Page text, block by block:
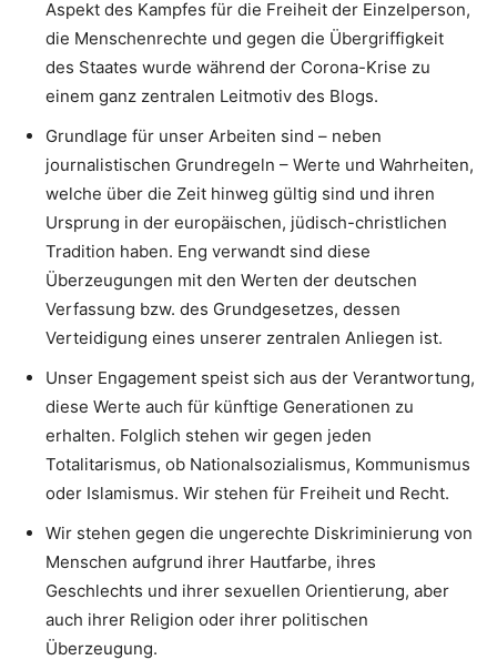
Aspekt des Kampfes für die Freiheit der Einzelperson,
die Menschenrechte und gegen die Übergriffigkeit
des Staates wurde während der Corona-Krise zu
einem ganz zentralen Leitmotiv des Blogs.
Grundlage für unser Arbeiten sind – neben
journalistischen Grundregeln – Werte und Wahrheiten,
welche über die Zeit hinweg gültig sind und ihren
Ursprung in der europäischen, jüdisch-christlichen
Tradition haben. Eng verwandt sind diese
Überzeugungen mit den Werten der deutschen
Verfassung bzw. des Grundgesetzes, dessen
Verteidigung eines unserer zentralen Anliegen ist.
Unser Engagement speist sich aus der Verantwortung,
diese Werte auch für künftige Generationen zu
erhalten. Folglich stehen wir gegen jeden
Totalitarismus, ob Nationalsozialismus, Kommunismus
oder Islamismus. Wir stehen für Freiheit und Recht.
Wir stehen gegen die ungerechte Diskriminierung von
Menschen aufgrund ihrer Hautfarbe, ihres
Geschlechts und ihrer sexuellen Orientierung, aber
auch ihrer Religion oder ihrer politischen
Überzeugung.